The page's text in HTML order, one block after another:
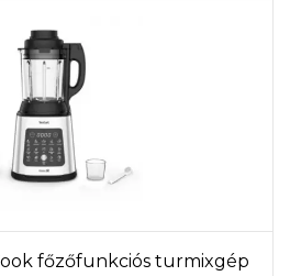
főzőfunkciós turmixgép